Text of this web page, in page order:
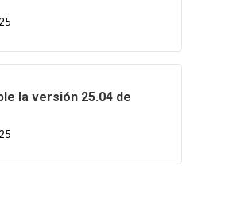
la versión 25.04 de
BLOG